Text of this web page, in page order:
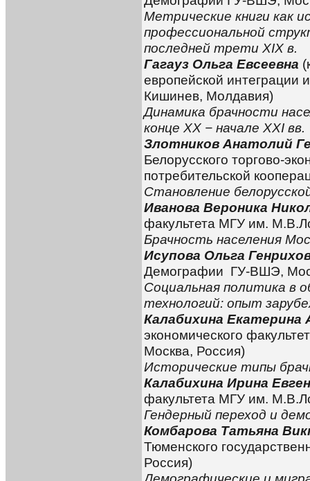
Метрические книги как
профессиональной
последней трети XIX в.
Гагауз Ольга Евсеевна
европейской интеграции
Кишинев, Молдавия)
Динамика брачности
конце XX − начале XXI вв.
Злотников Анатолий
Белорусского торгово-
потребительской
Становление
Иванова Вероника
факультета МГУ им.
Брачность населения
Исупова Ольга
Демографии ГУ-ВШЭ,
Социальная политика в
технологий: опыт
Калабихина Екатерина
экономического
Москва, Россия)
Исторические типы
Калабихина Ирина
факультета МГУ им.
Гендерный переход и
Комбарова Татьяна
Тюменского
Россия)